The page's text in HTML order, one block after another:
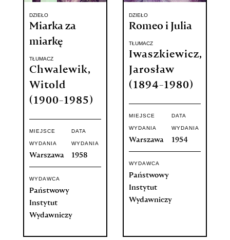
DZIEŁO
Miarka za
miarkę
TŁUMACZ
Chwalewik,
Witold
(1900-1985)
MIEJSCE
WYDANIA
Warszawa
DATA
WYDANIA
1958
WYDAWCA
Państwowy
Instytut
Wydawniczy
DZIEŁO
Romeo i Julia
TŁUMACZ
Iwaszkiewicz,
Jarosław
(1894-1980)
MIEJSCE
WYDANIA
Warszawa
DATA
WYDANIA
1954
WYDAWCA
Państwowy
Instytut
Wydawniczy